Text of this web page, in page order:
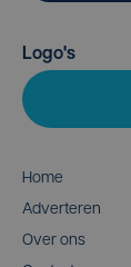
Logo's
Home
Adverteren
Over ons